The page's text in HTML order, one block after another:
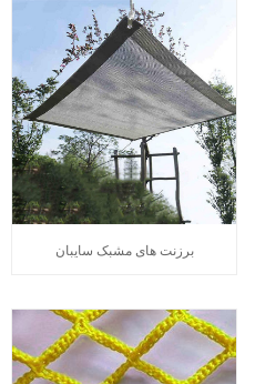
برزنت های مشبک سایبان